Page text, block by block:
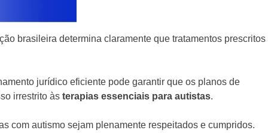
brasileira determina claramente que tratamentos prescritos
jurídico eficiente pode garantir que os planos de
irrestrito às terapias essenciais para autistas.
com autismo sejam plenamente respeitados e cumpridos.